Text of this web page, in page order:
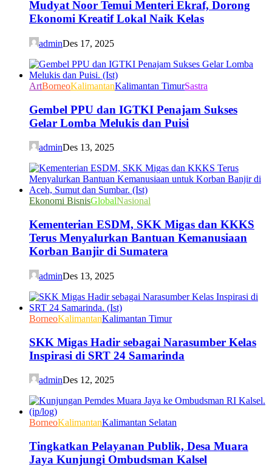
Mudyat Noor Temui Menteri Ekraf, Dorong
Ekonomi Kreatif Lokal Naik Kelas
adminDes 17, 2025
ArtBorneoKalimantanKalimantan TimurSastra
Gembel PPU dan IGTKI Penajam Sukses
Gelar Lomba Melukis dan Puisi
adminDes 13, 2025
Ekonomi BisnisGlobalNasional
Kementerian ESDM, SKK Migas dan KKKS
Terus Menyalurkan Bantuan Kemanusiaan
Korban Banjir di Sumatera
adminDes 13, 2025
BorneoKalimantanKalimantan Timur
SKK Migas Hadir sebagai Narasumber Kelas
Inspirasi di SRT 24 Samarinda
adminDes 12, 2025
BorneoKalimantanKalimantan Selatan
Tingkatkan Pelayanan Publik, Desa Muara
Jaya Kunjungi Ombudsman Kalsel